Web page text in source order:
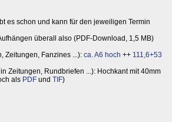
es schon und kann für den jeweiligen Termin
überall also (PDF-Download, 1,5 MB)
Zeitungen, Fanzines ...): ca. A6 hoch ++ 111,6+53
Zeitungen, Rundbriefen ...): Hochkant mit 40mm
als PDF und TIF)